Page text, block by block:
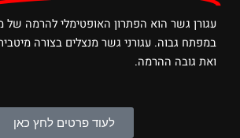
עגורן גשר הוא הפתרון האופטימלי להרמה של
במפתח גבוה. עגורני גשר מנצלים בצורה
ואת גובה ההרמה.
לעוד פרטים לחץ כאן